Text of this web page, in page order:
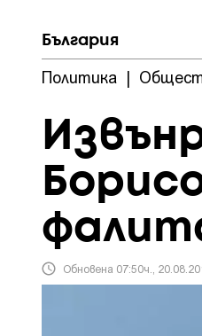
България
Политика |
Обновена 07:50ч.,